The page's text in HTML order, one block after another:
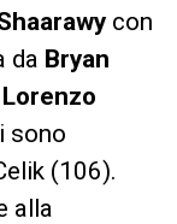
con
da Bryan
Lorenzo
sono
(106).
alla